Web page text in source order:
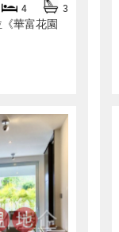
4 3
華富花園